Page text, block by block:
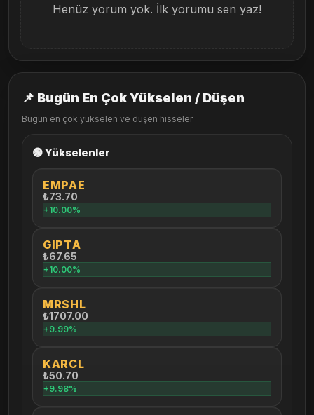
Henüz yorum yok. İlk yorumu sen yaz!
📌 Bugün En Çok Yükselen / Düşen
Bugün en çok yükselen ve düşen hisseler
🟢 Yükselenler
EMPAE
₺73.70
+10.00%
GIPTA
₺67.65
+10.00%
MRSHL
₺1707.00
+9.99%
KARCL
₺50.70
+9.98%